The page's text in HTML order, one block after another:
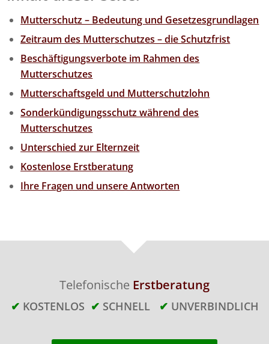
Mutterschutz – Bedeutung und Gesetzesgrundlagen
Zeitraum des Mutterschutzes – die Schutzfrist
Beschäftigungsverbote im Rahmen des
Mutterschutzes
Mutterschaftsgeld und Mutterschutzlohn
Sonderkündigungsschutz während des
Mutterschutzes
Unterschied zur Elternzeit
Kostenlose Erstberatung
Ihre Fragen und unsere Antworten
Telefonische Erstberatung
✔ KOSTENLOS ✔ SCHNELL ✔ UNVERBINDLICH